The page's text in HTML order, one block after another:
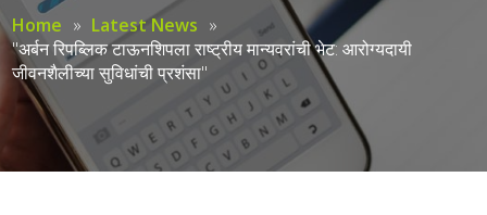
Home » Latest News »
"अर्बन रिपब्लिक टाऊनशिपला राष्ट्रीय मान्यवरांची भेट: आरोग्यदायी
जीवनशैलीच्या सुविधांची प्रशंसा"